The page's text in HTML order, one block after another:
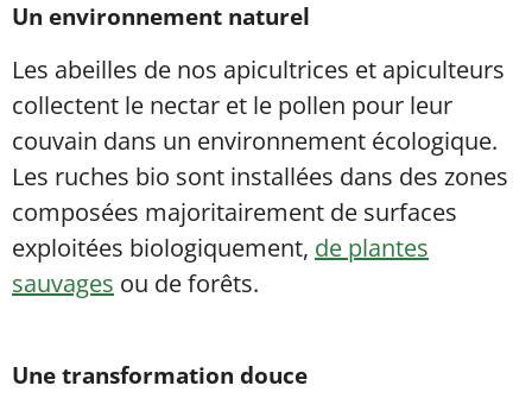
Un environnement naturel
Les abeilles de nos apicultrices et apiculteurs
collectent le nectar et le pollen pour leur
couvain dans un environnement écologique.
Les ruches bio sont installées dans des zones
composées majoritairement de surfaces
exploitées biologiquement, de plantes
sauvages ou de forêts.
Une transformation douce